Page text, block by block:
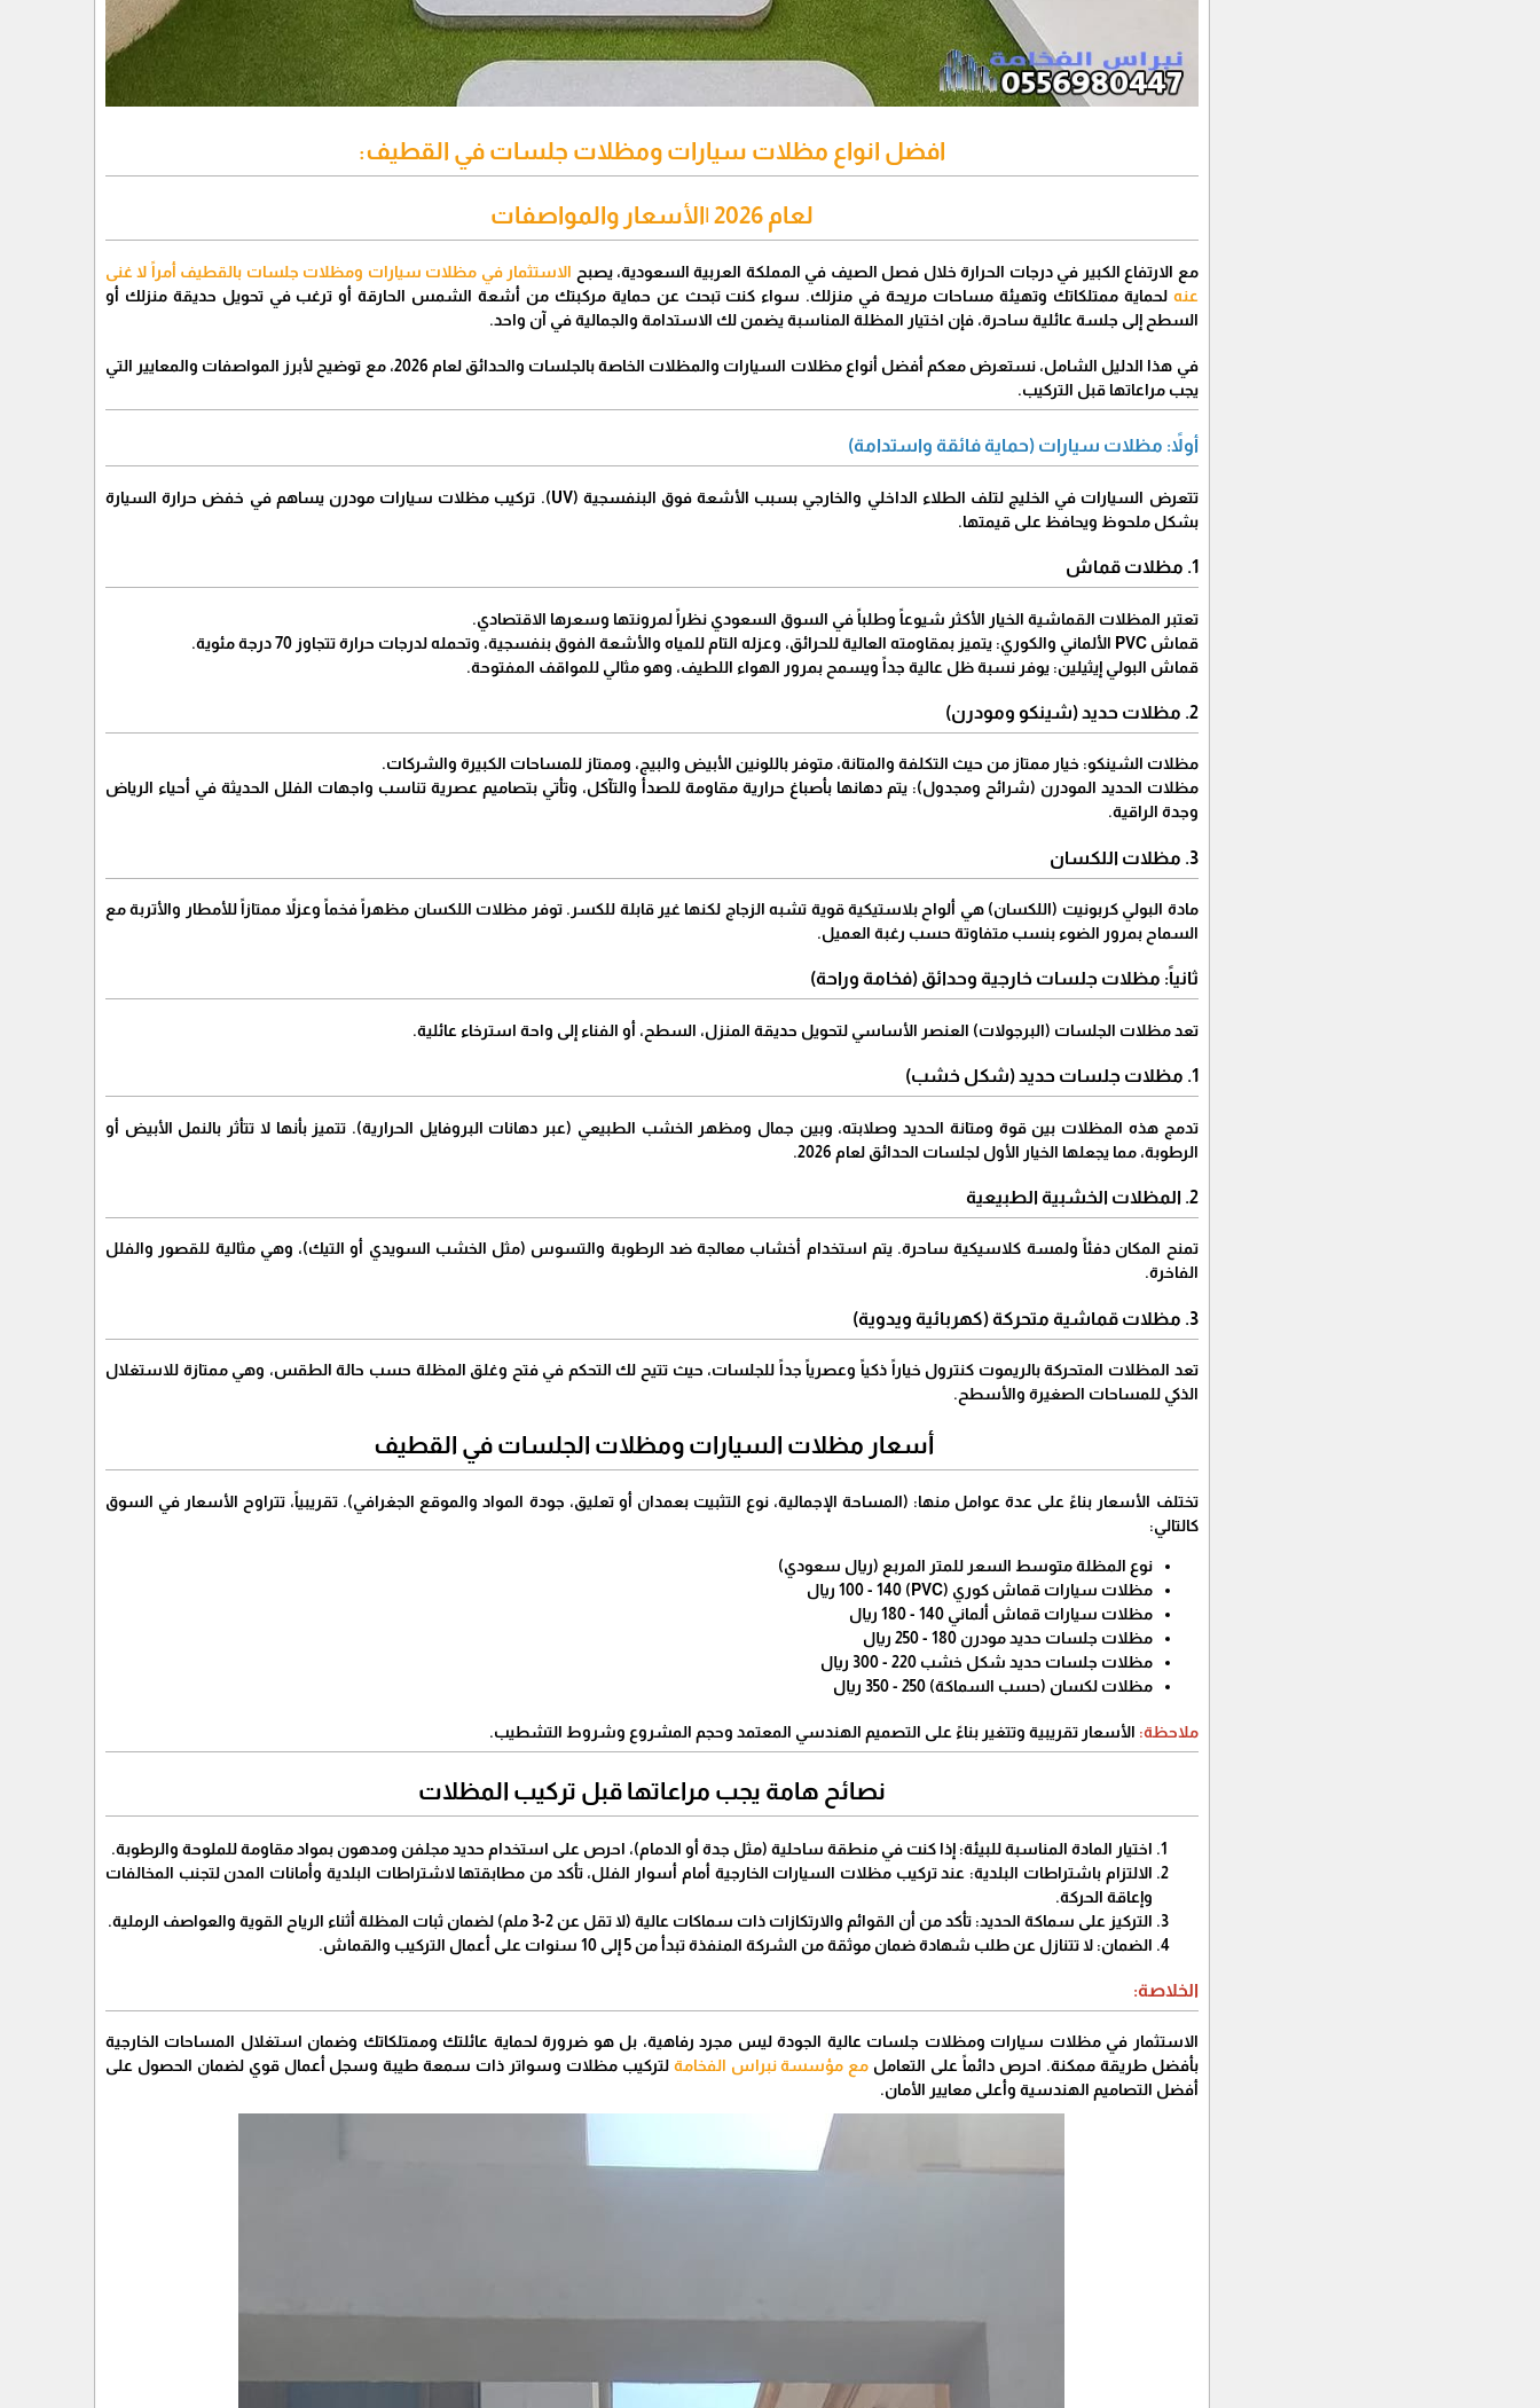
افضل انواع مظلات سيارات ومظلات جلسات في القطيف:
لعام 2026 |الأسعار والمواصفات
​مع الارتفاع الكبير في درجات الحرارة خلال فصل الصيف في المملكة العربية السعودية، يصبح الاستثمار في مظلات سيارات ومظلات جلسات بالقطيف أمراً لا غنى
عنه لحماية ممتلكاتك وتهيئة مساحات مريحة في منزلك. سواء كنت تبحث عن حماية مركبتك من أشعة الشمس الحارقة أو ترغب في تحويل حديقة منزلك أو
السطح إلى جلسة عائلية ساحرة، فإن اختيار المظلة المناسبة يضمن لك الاستدامة والجمالية في آن واحد.
​في هذا الدليل الشامل، نستعرض معكم أفضل أنواع مظلات السيارات والمظلات الخاصة بالجلسات والحدائق لعام 2026، مع توضيح لأبرز المواصفات والمعايير التي
يجب مراعاتها قبل التركيب.
أولاً: مظلات سيارات (حماية فائقة واستدامة)
​تتعرض السيارات في الخليج لتلف الطلاء الداخلي والخارجي بسبب الأشعة فوق البنفسجية (UV). تركيب مظلات سيارات مودرن يساهم في خفض حرارة السيارة
بشكل ملحوظ ويحافظ على قيمتها.
​1. مظلات قماش
​تعتبر المظلات القماشية الخيار الأكثر شيوعاً وطلباً في السوق السعودي نظراً لمرونتها وسعرها الاقتصادي.
​قماش PVC الألماني والكوري: يتميز بمقاومته العالية للحرائق، وعزله التام للمياه والأشعة الفوق بنفسجية، وتحمله لدرجات حرارة تتجاوز 70 درجة مئوية.
​قماش البولي إيثيلين: يوفر نسبة ظل عالية جداً ويسمح بمرور الهواء اللطيف، وهو مثالي للمواقف المفتوحة.
​2. مظلات حديد (شينكو ومودرن)
​مظلات الشينكو: خيار ممتاز من حيث التكلفة والمتانة، متوفر باللونين الأبيض والبيج، وممتاز للمساحات الكبيرة والشركات.
​مظلات الحديد المودرن (شرائح ومجدول): يتم دهانها بأصباغ حرارية مقاومة للصدأ والتآكل، وتأتي بتصاميم عصرية تناسب واجهات الفلل الحديثة في أحياء الرياض
وجدة الراقية.
​3. مظلات اللكسان
​مادة البولي كربونيت (اللكسان) هي ألواح بلاستيكية قوية تشبه الزجاج لكنها غير قابلة للكسر. توفر مظلات اللكسان مظهراً فخماً وعزلاً ممتازاً للأمطار والأتربة مع
السماح بمرور الضوء بنسب متفاوتة حسب رغبة العميل.
​ثانياً: مظلات جلسات خارجية وحدائق (فخامة وراحة)
​تعد مظلات الجلسات (البرجولات) العنصر الأساسي لتحويل حديقة المنزل، السطح، أو الفناء إلى واحة استرخاء عائلية.
​1. مظلات جلسات حديد (شكل خشب)
​تدمج هذه المظلات بين قوة ومتانة الحديد وصلابته، وبين جمال ومظهر الخشب الطبيعي (عبر دهانات البروفايل الحرارية). تتميز بأنها لا تتأثر بالنمل الأبيض أو
الرطوبة، مما يجعلها الخيار الأول لجلسات الحدائق لعام 2026.
​2. المظلات الخشبية الطبيعية
​تمنح المكان دفئاً ولمسة كلاسيكية ساحرة. يتم استخدام أخشاب معالجة ضد الرطوبة والتسوس (مثل الخشب السويدي أو التيك)، وهي مثالية للقصور والفلل
الفاخرة.
​3. مظلات قماشية متحركة (كهربائية ويدوية)
​تعد المظلات المتحركة بالريموت كنترول خياراً ذكياً وعصرياً جداً للجلسات، حيث تتيح لك التحكم في فتح وغلق المظلة حسب حالة الطقس، وهي ممتازة للاستغلال
الذكي للمساحات الصغيرة والأسطح.
​أسعار مظلات السيارات ومظلات الجلسات في القطيف
​تختلف الأسعار بناءً على عدة عوامل منها: (المساحة الإجمالية، نوع التثبيت بعمدان أو تعليق، جودة المواد والموقع الجغرافي). تقريبياً، تتراوح الأسعار في السوق
كالتالي:
نوع المظلة متوسط السعر للمتر المربع (ريال سعودي)
مظلات سيارات قماش كوري (PVC) 100 - 140 ريال
مظلات سيارات قماش ألماني 140 - 180 ريال
مظلات جلسات حديد مودرن 180 - 250 ريال
مظلات جلسات حديد شكل خشب 220 - 300 ريال
مظلات لكسان (حسب السماكة) 250 - 350 ريال
ملاحظة: الأسعار تقريبية وتتغير بناءً على التصميم الهندسي المعتمد وحجم المشروع وشروط التشطيب.
​نصائح هامة يجب مراعاتها قبل تركيب المظلات
​اختيار المادة المناسبة للبيئة: إذا كنت في منطقة ساحلية (مثل جدة أو الدمام)، احرص على استخدام حديد مجلفن ومدهون بمواد مقاومة للملوحة والرطوبة.
​الالتزام باشتراطات البلدية: عند تركيب مظلات السيارات الخارجية أمام أسوار الفلل، تأكد من مطابقتها لاشتراطات البلدية وأمانات المدن لتجنب المخالفات
وإعاقة الحركة.
​التركيز على سماكة الحديد: تأكد من أن القوائم والارتكازات ذات سماكات عالية (لا تقل عن 2-3 ملم) لضمان ثبات المظلة أثناء الرياح القوية والعواصف الرملية.
​الضمان: لا تتنازل عن طلب شهادة ضمان موثقة من الشركة المنفذة تبدأ من 5 إلى 10 سنوات على أعمال التركيب والقماش.
​الخلاصة:
​الاستثمار في مظلات سيارات ومظلات جلسات عالية الجودة ليس مجرد رفاهية، بل هو ضرورة لحماية عائلتك وممتلكاتك وضمان استغلال المساحات الخارجية
بأفضل طريقة ممكنة. احرص دائماً على التعامل مع مؤسسة نبراس الفخامةلتركيب مظلات وسواتر ذات سمعة طيبة وسجل أعمال قوي لضمان الحصول على
أفضل التصاميم الهندسية وأعلى معايير الأمان.